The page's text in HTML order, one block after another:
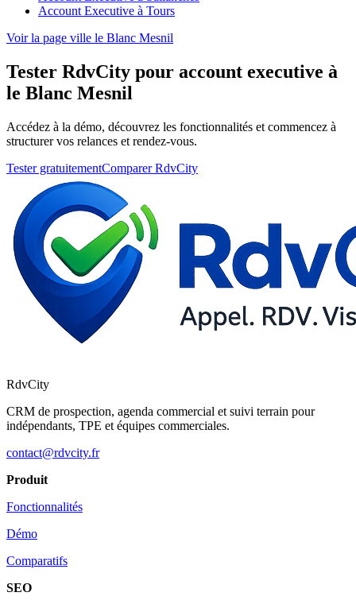
Account Executive à Tours
Voir la page ville le Blanc Mesnil
Tester RdvCity pour account executive à
le Blanc Mesnil
Accédez à la démo, découvrez les fonctionnalités et commencez à
structurer vos relances et rendez-vous.
Tester gratuitementComparer RdvCity
RdvCity
CRM de prospection, agenda commercial et suivi terrain pour
indépendants, TPE et équipes commerciales.
contact@rdvcity.fr
Produit
Fonctionnalités
Démo
Comparatifs
SEO